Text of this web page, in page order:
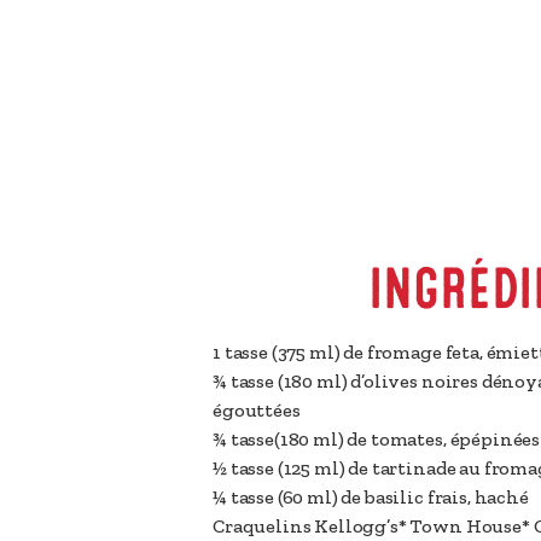
1 tasse (375 ml)de fromage feta,
¾ tasse (180 ml)d’olives noires
égouttées
¾ tasse(180 ml)de tomates,
½ tasse (125 ml)de tartinade au
¼ tasse (60 ml)de basilic frais, haché
Craquelins Kellogg’s* Town House*